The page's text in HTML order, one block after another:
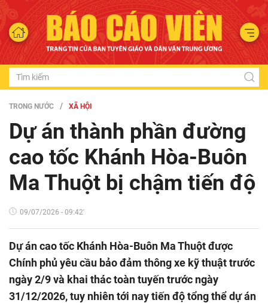
TRONG NƯỚC XÃ HỘI
Dự án thành phần đường
cao tốc Khánh Hòa-Buôn
Ma Thuột bị chậm tiến độ
09/07/2026 - 09:42'
Dự án cao tốc Khánh Hòa-Buôn Ma Thuột được
Chính phủ yêu cầu bảo đảm thông xe kỹ thuật trước
ngày 2/9 và khai thác toàn tuyến trước ngày
31/12/2026, tuy nhiên tới nay tiến độ tổng thể dự án